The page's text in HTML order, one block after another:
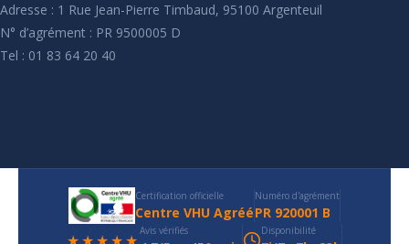
Adresse : 1 Rue Jean-Pierre Timbaud, 95100 Argenteuil
N° d’agrément : PR 9500005 D
Tel : 01 83 64 20 40
Certification officielle
Centre VHU Agréé
Numéro d'agrément
PR 920001 B
Avis vérifiés Disponibilité